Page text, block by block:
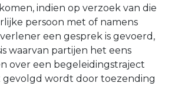
indien op verzoek van die
persoon met of namens
een gesprek is gevoerd,
waarvan partijen het eens
over een begeleidingstraject
gevolgd wordt door toezending